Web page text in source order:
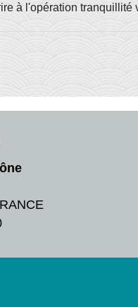
à l'opération tranquillité